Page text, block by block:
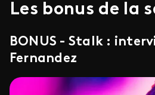
Les bonus de la
BONUS - Stalk :
Fernandez